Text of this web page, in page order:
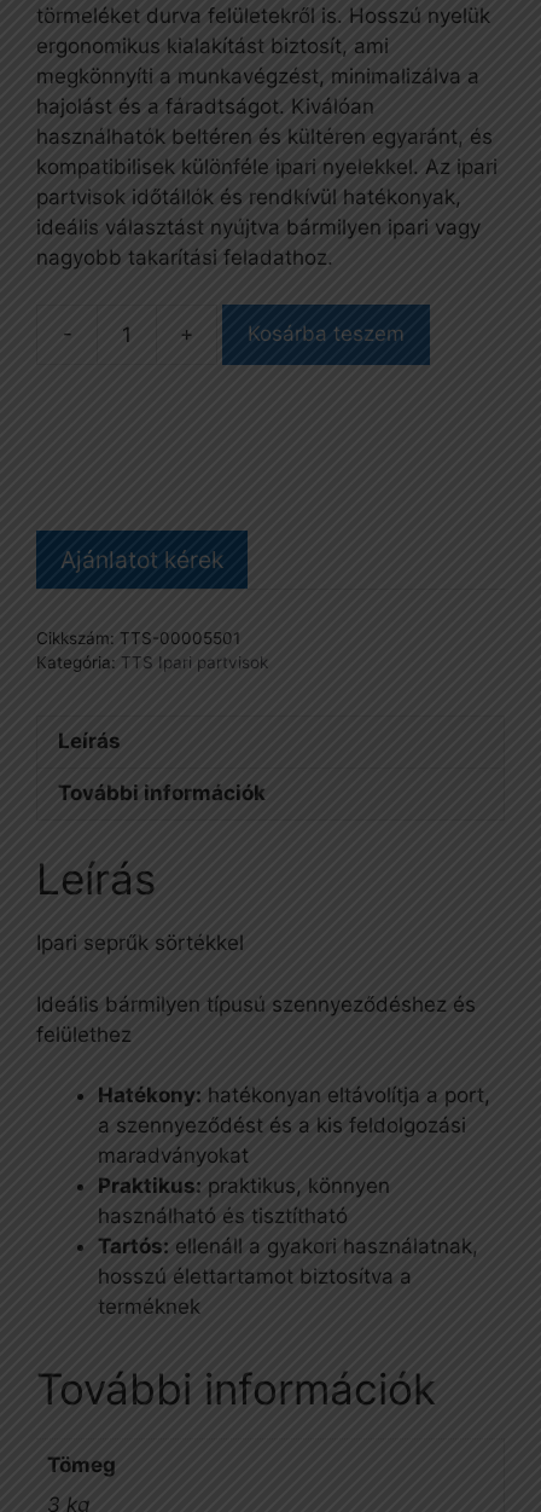
törmeléket durva felületekről is. Hosszú nyelük
ergonomikus kialakítást biztosít, ami
megkönnyíti a munkavégzést, minimalizálva a
hajolást és a fáradtságot. Kiválóan
használhatók beltéren és kültéren egyaránt, és
kompatibilisek különféle ipari nyelekkel. Az ipari
partvisok időtállók és rendkívül hatékonyak,
ideális választást nyújtva bármilyen ipari vagy
nagyobb takarítási feladathoz.
Partvis,
Kosárba teszem
Ajánlatot kérek
Cikkszám: TTS-00005501
Kategória: TTS Ipari partvisok
Leírás
További információk
Leírás
Ipari seprűk sörtékkel
Ideális bármilyen típusú szennyeződéshez és
felülethez
Hatékony: hatékonyan eltávolítja a port,
a szennyeződést és a kis feldolgozási
maradványokat
Praktikus: praktikus, könnyen
használható és tisztítható
Tartós: ellenáll a gyakori használatnak,
hosszú élettartamot biztosítva a
terméknek
További információk
Tömeg
3 kg